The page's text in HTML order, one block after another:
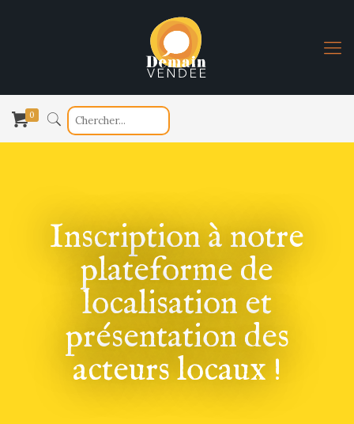
0
Inscription à notre
plateforme de
localisation et
présentation des
acteurs locaux !